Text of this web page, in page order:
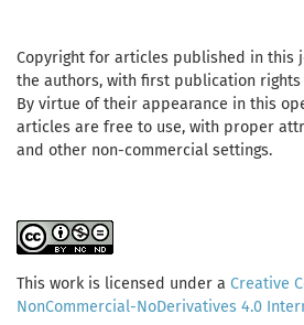
Copyright for articles published in this
the authors, with first publication
By virtue of their appearance in this
articles are free to use, with proper
and other non-commercial settings.
This work is licensed under a Creative
NonCommercial-NoDerivatives 4.0